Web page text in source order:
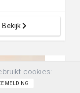
Bekijk
cookies:
MELDING